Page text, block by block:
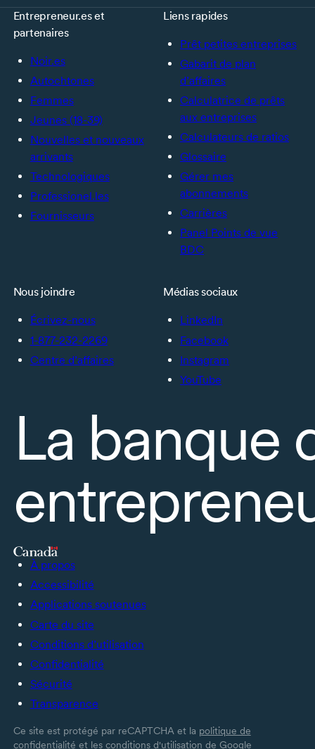
Entrepreneur.es et
partenaires
Noir.es
Autochtones
Femmes
Jeunes (18-39)
Nouvelles et nouveaux
arrivants
Technologiques
Professionel.les
Fournisseurs
Liens rapides
Prêt petites entreprises
Gabarit de plan
d’affaires
Calculatrice de prêts
aux entreprises
Calculateurs de ratios
Glossaire
Gérer mes
abonnements
Carrières
Panel Points de vue
BDC
Nous joindre
Écrivez-nous
1-877-232-2269
Centre d’affaires
Médias sociaux
LinkedIn
Facebook
Instagram
YouTube
La banque
À propos
Accessibilité
Applications soutenues
Carte du site
Conditions d’utilisation
Confidentialité
Sécurité
Transparence
Ce site est protégé par reCAPTCHA et la politique de
confidentialité et les conditions d'utilisation de Google